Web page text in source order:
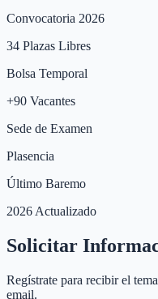
Convocatoria 2026
34 Plazas Libres
Bolsa Temporal
+90 Vacantes
Sede de Examen
Plasencia
Último Baremo
2026 Actualizado
Solicitar
Regístrate para recibir el
email.